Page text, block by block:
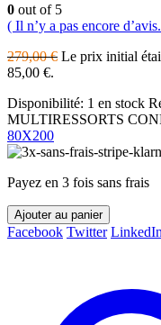
0 out of 5
( Il n’y a pas encore
279,00€ Le prix initial
85,00 €.
Disponibilité: 1 en stock
MULTIRESSORTS
80X200
Payez en 3 fois sans frais
Ajouter au panier
Facebook Twitter LinkedIn